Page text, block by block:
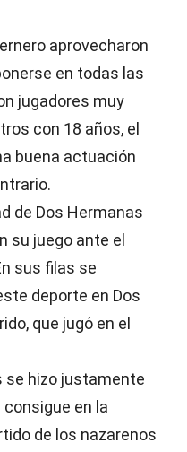
aprovecharon
en todas las
jugadores muy
con 18 años, el
buena actuación
de Dos Hermanas
su juego ante el
sus filas se
deporte en Dos
que jugó en el
se hizo justamente
en la
de los nazarenos